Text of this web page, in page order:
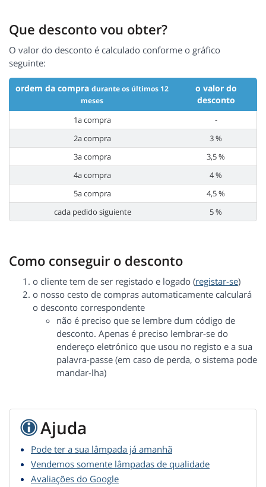
Que desconto vou obter?
O valor do desconto é calculado conforme o gráfico
seguinte:
ordem da compra durante os últimos 12
meses
o valor do
desconto
1a compra
-
2a compra
3 %
3a compra
3,5 %
4a compra
4 %
5a compra
4,5 %
cada pedido siguiente
5 %
Como conseguir o desconto
o cliente tem de ser registado e logado (registar-se)
o nosso cesto de compras automaticamente calculará
o desconto correspondente
não é preciso que se lembre dum código de
desconto. Apenas é preciso lembrar-se do
endereço eletrónico que usou no registo e a sua
palavra-passe (em caso de perda, o sistema pode
mandar-lha)
Ajuda
Pode ter a sua lâmpada já amanhã
Vendemos somente lâmpadas de qualidade
Avaliações do Google